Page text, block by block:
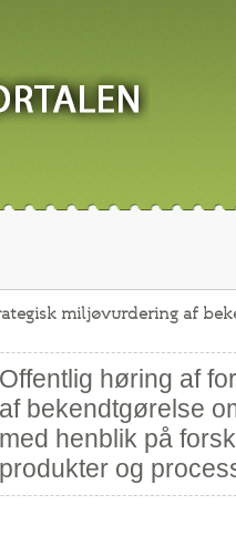
miljøvurdering af
Offentlig høring af
af bekendtgørelse
med henblik på
produkter og